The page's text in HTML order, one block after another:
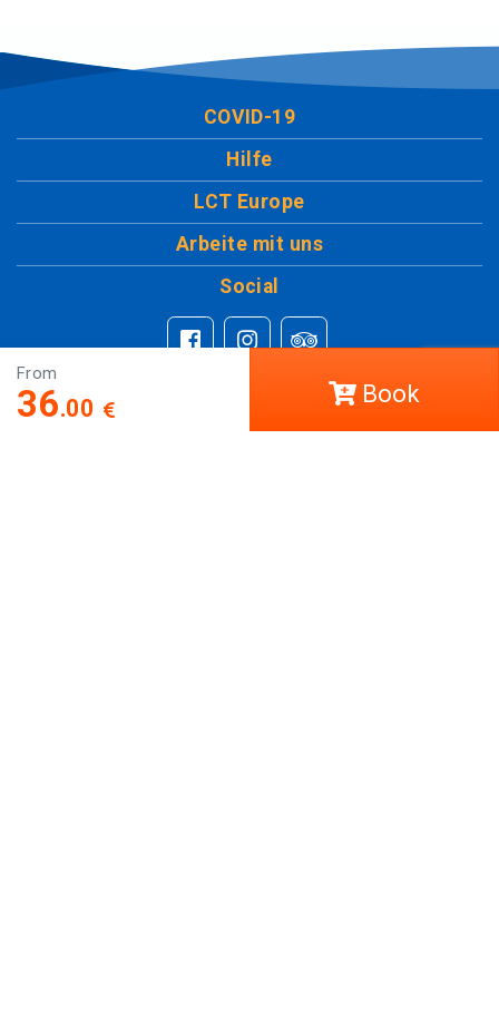
From
36.00
Book
COVID-19
Hilfe
LCT Europe
Arbeite mit uns
Social